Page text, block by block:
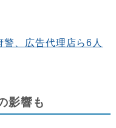
、広告代理店ら6人
影響も